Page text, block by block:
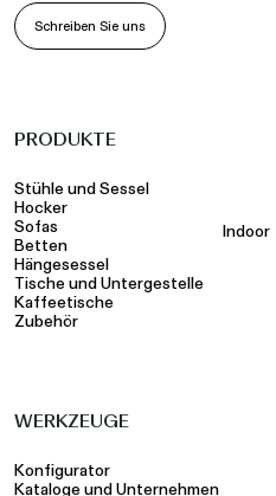
Schreiben Sie uns
PRODUKTE
Stühle und Sessel
Hocker
Sofas
Betten
Hängesessel
Tische und Untergestelle
Kaffeetische
Zubehör
Indoor
WERKZEUGE
Konfigurator
Kataloge und Unternehmen